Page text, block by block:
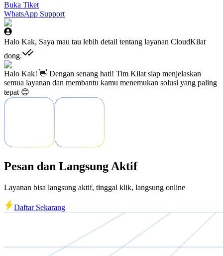
Buka Tiket
WhatsApp Support
Halo Kak, Saya mau tau lebih detail tentang layanan CloudKilat
dong.
Halo Kak! 👋 Dengan senang hati! Tim Kilat siap menjelaskan
semua layanan dan membantu kamu menemukan solusi yang paling
tepat 😊
Pesan dan Langsung Aktif
Layanan bisa langsung aktif, tinggal klik, langsung online
Daftar Sekarang